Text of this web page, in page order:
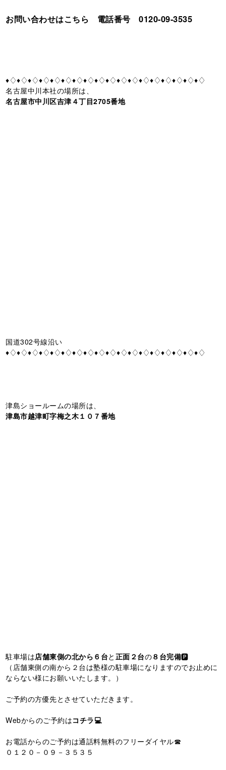
お問い合わせはこちら 電話番号 0120-09-3535
♦♢♦♢♦♢♦♢♦♢♦♢♦♢♦♢♦♢♦♢♦♢♦♢♦♢♦♢♦♢♦♢♦♢♦♢
名古屋中川本社の場所は、
名古屋市中川区吉津４丁目2705番地
国道302号線沿い
♦♢♦♢♦♢♦♢♦♢♦♢♦♢♦♢♦♢♦♢♦♢♦♢♦♢♦♢♦♢♦♢♦♢♦♢
津島ショールームの場所は、
津島市越津町字梅之木１０７番地
駐車場は店舗東側の北から６台と 正面２台の８台完備🅿️
（店舗東側の南から２台は塾様の駐車場になりますのでお止めに
ならない様にお願いいたします。）
ご予約の方優先とさせていただきます。
Webからのご予約はコチラ💻
お電話からのご予約は通話料無料のフリーダイヤル☎
０１２０－０９－３５３５